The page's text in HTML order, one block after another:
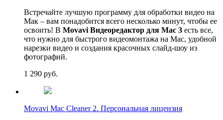
Встречайте лучшую программу для обработки видео на
Мак – вам понадобится всего несколько минут, чтобы ее
освоить! В Movavi Видеоредактор для Mac 3 есть все,
что нужно для быстрого видеомонтажа на Mac, удобной
нарезки видео и создания красочных слайд-шоу из
фотографий.
1 290 руб.
Movavi Mac Cleaner 2. Персональная лицензия